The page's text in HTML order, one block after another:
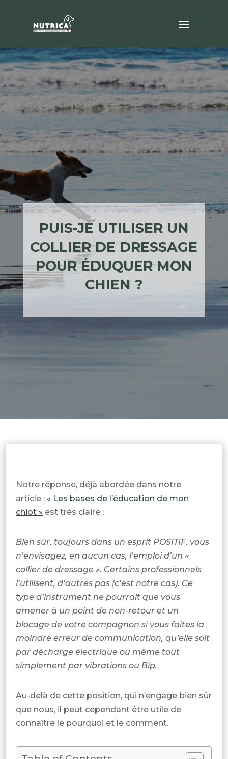
PUIS-JE UTILISER UN
COLLIER DE DRESSAGE
POUR ÉDUQUER MON
CHIEN ?
Notre réponse, déjà abordée dans notre
article : « Les bases de l’éducation de mon
chiot » est très claire :
Bien sûr, toujours dans un esprit POSITIF, vous
n’envisagez, en aucun cas, l’emploi d’un «
collier de dressage ». Certains professionnels
l’utilisent, d’autres pas (c’est notre cas). Ce
type d’instrument ne pourrait que vous
amener à un point de non-retour et un
blocage de votre compagnon si vous faites la
moindre erreur de communication, qu’elle soit
par décharge électrique ou même tout
simplement par vibrations ou Bip.
Au-delà de cette position, qui n’engage bien sûr
que nous, il peut cependant être utile de
connaître le pourquoi et le comment.